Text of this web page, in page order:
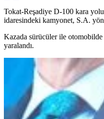
Tokat-Reşadiye D-100 kara
idaresindeki kamyonet, S.A.
Kazada sürücüler ile
yaralandı.